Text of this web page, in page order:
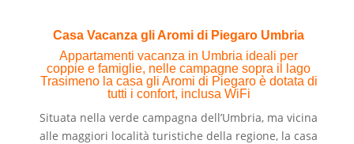
Casa Vacanza gli Aromi di Piegaro Umbria
Appartamenti vacanza in Umbria ideali per
coppie e famiglie, nelle campagne sopra il lago
Trasimeno la casa gli Aromi di Piegaro è dotata di
tutti i confort, inclusa WiFi
Situata nella verde campagna dell’Umbria, ma vicina
alle maggiori località turistiche della regione, la casa